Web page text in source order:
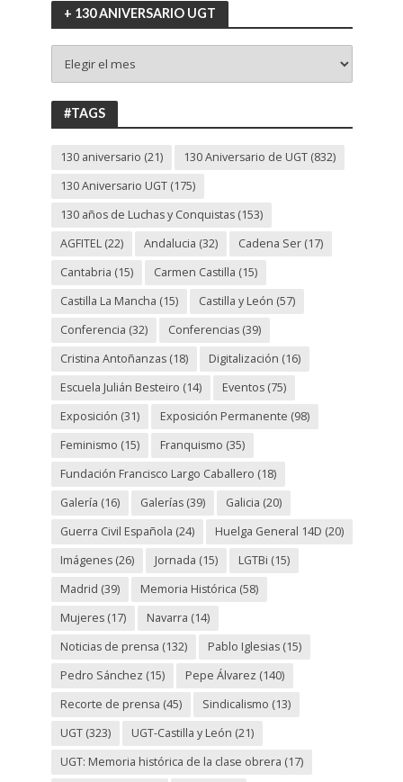
+ 130 ANIVERSARIO UGT
130
ANIVERSARIO
UGT
#TAGS
130 aniversario (21) 130 Aniversario de UGT(832)
130 Aniversario UGT(175)
130 años de Luchas y Conquistas(153)
AGFITEL(22) Andalucia (32) Cadena Ser(17)
Cantabria (15) Carmen Castilla (15)
Castilla La Mancha (15) Castilla y León (57)
Conferencia (32) Conferencias(39)
Cristina Antoñanzas(18) Digitalización (16)
Escuela Julián Besteiro (14) Eventos(75)
Exposición (31) Exposición Permanente (98)
Feminismo (15) Franquismo (35)
Fundación Francisco Largo Caballero (18)
Galería (16) Galerías(39) Galicia (20)
Guerra Civil Española (24) Huelga General 14D (20)
Imágenes(26) Jornada (15) LGTBi (15)
Madrid (39) Memoria Histórica (58)
Mujeres(17) Navarra (14)
Noticias de prensa (132) Pablo Iglesias(15)
Pedro Sánchez (15) Pepe Álvarez (140)
Recorte de prensa (45) Sindicalismo (13)
UGT(323) UGT-Castilla y León (21)
UGT: Memoria histórica de la clase obrera (17)